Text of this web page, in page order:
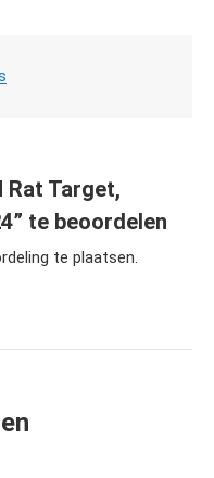
Rat Target,
te beoordelen
te plaatsen.